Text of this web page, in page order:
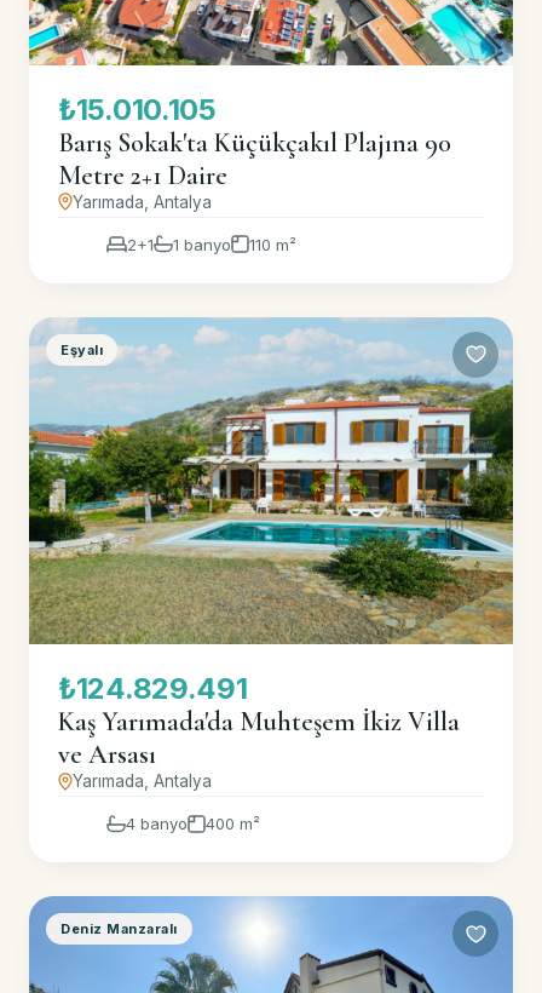
₺15.010.105
Barış Sokak'ta Küçükçakıl Plajına 90
Metre 2+1 Daire
Yarımada, Antalya
2+1 1 banyo 110 m²
Eşyalı
₺124.829.491
Kaş Yarımada'da Muhteşem İkiz Villa
ve Arsası
Yarımada, Antalya
4 banyo 400 m²
Deniz Manzaralı